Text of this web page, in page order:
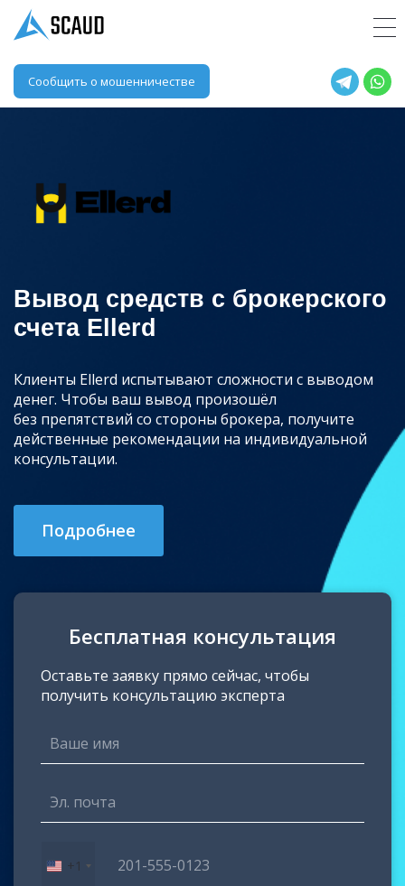
Сообщить о мошенничестве
Вывод средств с брокерского
счета Ellerd
Клиенты Ellerd испытывают сложности с выводом
денег. Чтобы ваш вывод произошёл
без препятствий со стороны брокера, получите
действенные рекомендации на индивидуальной
консультации.
Подробнее
Бесплатная консультация
Оставьте заявку прямо сейчас, чтобы
получить консультацию эксперта
United
+1